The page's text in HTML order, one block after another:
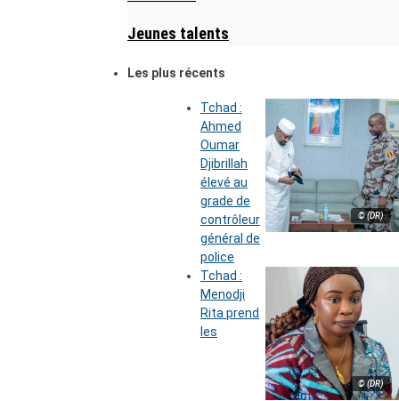
Jeunes talents
Les plus récents
© (DR)
Tchad :
Ahmed
Oumar
Djibrillah
élevé au
grade de
contrôleur
général de
police
© (DR)
Tchad :
Menodji
Rita prend
les